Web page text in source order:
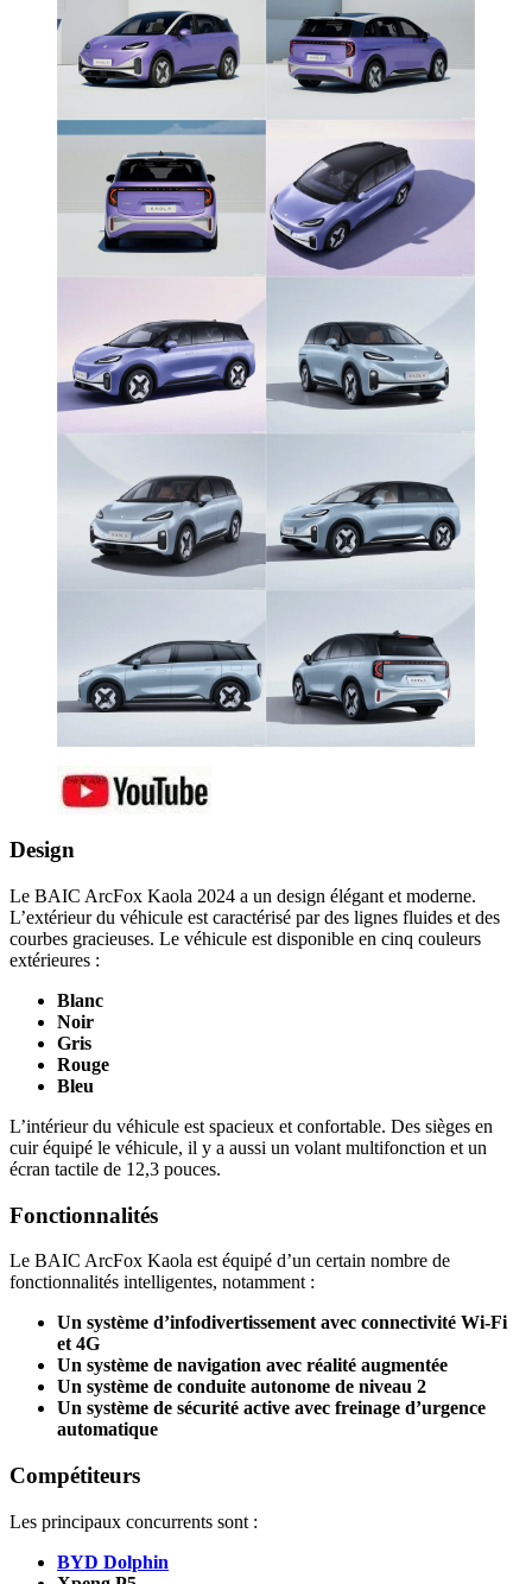
Design
Le BAIC ArcFox Kaola 2024 a un design élégant et moderne.
L’extérieur du véhicule est caractérisé par des lignes fluides et des
courbes gracieuses. Le véhicule est disponible en cinq couleurs
extérieures :
Blanc
Noir
Gris
Rouge
Bleu
L’intérieur du véhicule est spacieux et confortable. Des sièges en
cuir équipé le véhicule, il y a aussi un volant multifonction et un
écran tactile de 12,3 pouces.
Fonctionnalités
Le BAIC ArcFox Kaola est équipé d’un certain nombre de
fonctionnalités intelligentes, notamment :
Un système d’infodivertissement avec connectivité Wi-Fi
et 4G
Un système de navigation avec réalité augmentée
Un système de conduite autonome de niveau 2
Un système de sécurité active avec freinage d’urgence
automatique
Compétiteurs
Les principaux concurrents sont :
BYD Dolphin